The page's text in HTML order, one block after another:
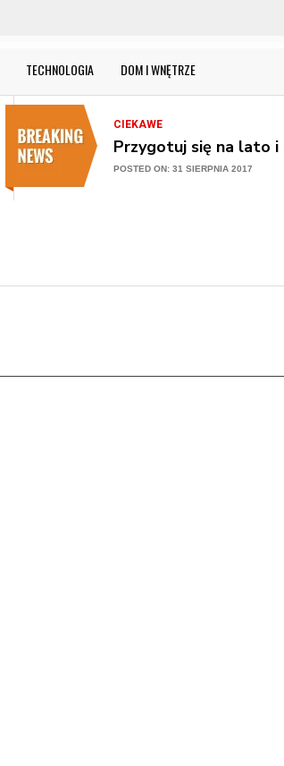
TECHNOLOGIA DOM I WNĘTRZE
Przygotuj się na lato i
Ogród w nowej
Jak urządzić
CIEKAWE
Nowa stolarka